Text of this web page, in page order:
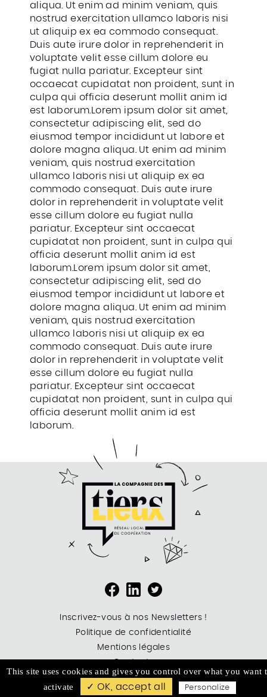
aliqua. Ut enim ad minim veniam, quis
nostrud exercitation ullamco laboris nisi
ut aliquip ex ea commodo consequat.
Duis aute irure dolor in reprehenderit in
voluptate velit esse cillum dolore eu
fugiat nulla pariatur. Excepteur sint
occaecat cupidatat non proident, sunt in
culpa qui officia deserunt mollit anim id
est laborum.Lorem ipsum dolor sit amet,
consectetur adipiscing elit, sed do
eiusmod tempor incididunt ut labore et
dolore magna aliqua. Ut enim ad minim
veniam, quis nostrud exercitation
ullamco laboris nisi ut aliquip ex ea
commodo consequat. Duis aute irure
dolor in reprehenderit in voluptate velit
esse cillum dolore eu fugiat nulla
pariatur. Excepteur sint occaecat
cupidatat non proident, sunt in culpa qui
officia deserunt mollit anim id est
laborum.Lorem ipsum dolor sit amet,
consectetur adipiscing elit, sed do
eiusmod tempor incididunt ut labore et
dolore magna aliqua. Ut enim ad minim
veniam, quis nostrud exercitation
ullamco laboris nisi ut aliquip ex ea
commodo consequat. Duis aute irure
dolor in reprehenderit in voluptate velit
esse cillum dolore eu fugiat nulla
pariatur. Excepteur sint occaecat
cupidatat non proident, sunt in culpa qui
officia deserunt mollit anim id est
laborum.
Inscrivez-vous à nos Newsletters !
Politique de confidentialité
Mentions légales
Logout
This site uses cookies and gives you control over what you want
activate
✓ OK, accept all Personalize